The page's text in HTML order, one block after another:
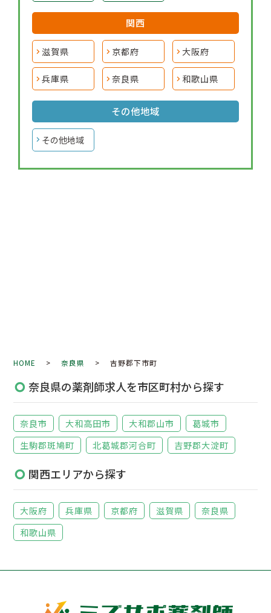
関西
滋賀県 京都府 大阪府
兵庫県 奈良県 和歌山県
その他地域
その他地域
HOME >奈良県 > 吉野郡下市町
奈良県の薬剤師求人を市区町村から探す
奈良市 大和高田市 大和郡山市
葛城市
生駒郡斑鳩町
北葛城郡河合町 吉野郡大淀町
関西エリアから探す
大阪府 兵庫県 京都府 滋賀県
奈良県
和歌山県